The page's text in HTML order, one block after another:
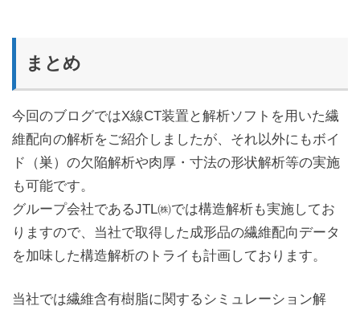
まとめ
今回のブログではX線CT装置と解析ソフトを用いた繊
維配向の解析をご紹介しましたが、それ以外にもボイ
ド（巣）の欠陥解析や肉厚・寸法の形状解析等の実施
も可能です。
グループ会社であるJTL㈱では構造解析も実施してお
りますので、当社で取得した成形品の繊維配向データ
を加味した構造解析のトライも計画しております。
当社では繊維含有樹脂に関するシミュレーション解